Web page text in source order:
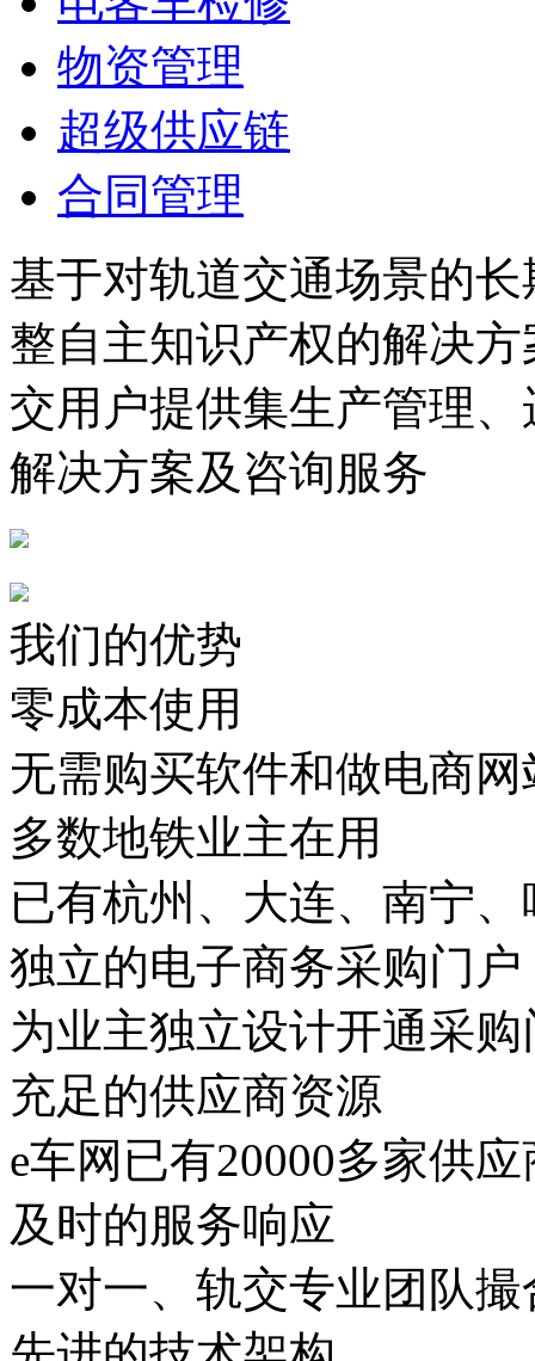
物资管理
超级供应链
合同管理
基于对轨道交通场景的
整自主知识产权的解决
交用户提供集生产管理
解决方案及咨询服务
我们的优势
零成本使用
无需购买软件和做电商网
多数地铁业主在用
已有杭州、大连、南宁
独立的电子商务采购门户
为业主独立设计开通采
充足的供应商资源
e车网已有20000多家供
及时的服务响应
一对一、轨交专业团队